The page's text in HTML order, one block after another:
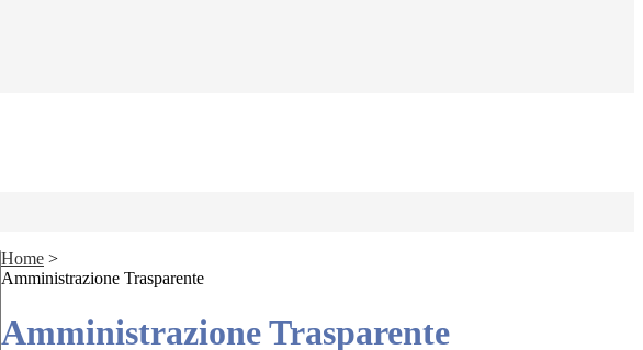
Home >
Amministrazione Trasparente
Amministrazione Trasparente